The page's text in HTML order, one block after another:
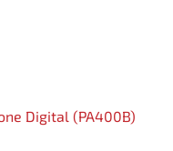
Digital (PA400B)